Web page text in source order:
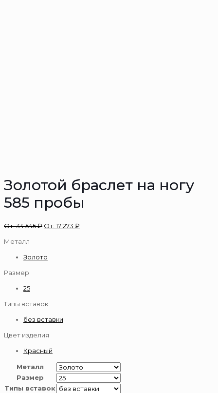
Золотой браслет на ногу
585 пробы
От:34 545₽ От:17 273 ₽
Металл
Золото
Размер
25
Типы вставок
без вставки
Цвет изделия
Красный
Металл
Размер
Типы вставок